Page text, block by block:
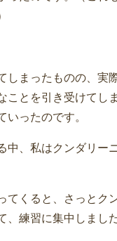
しまったものの、実
ことを引き受けてし
いったのです。
中、私はクンダリー
てくると、さっとク
、練習に集中しました